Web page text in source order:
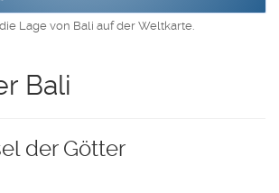
Lage von Bali auf der Weltkarte.
Bali
der Götter